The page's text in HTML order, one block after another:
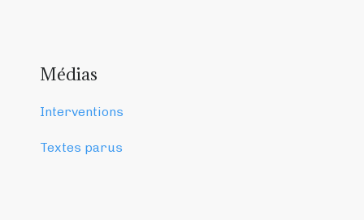
Médias
Interventions
Textes parus